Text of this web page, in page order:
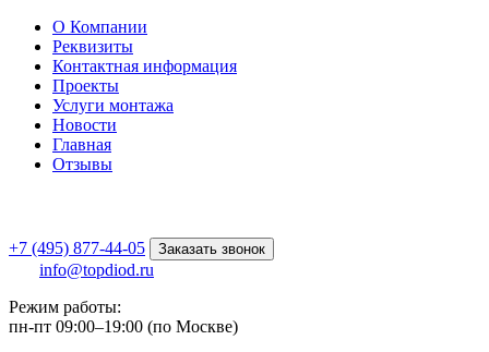
О Компании
Реквизиты
Контактная информация
Проекты
Услуги монтажа
Новости
Главная
Отзывы
+7 (495) 877-44-05 Заказать звонок
info@topdiod.ru
Режим работы:
пн-пт 09:00–19:00 (по Москве)